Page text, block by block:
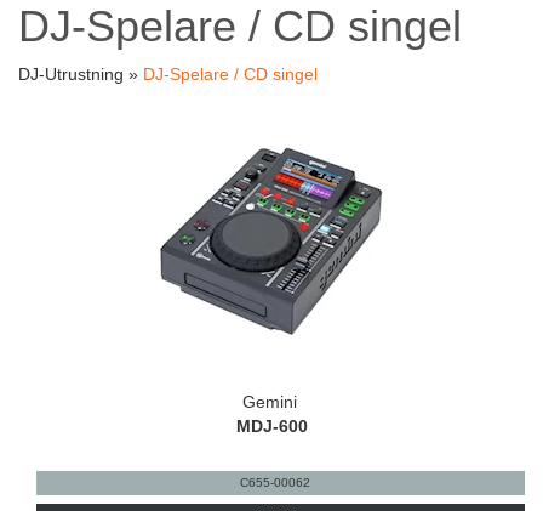
DJ-Spelare / CD singel
DJ-Utrustning » DJ-Spelare / CD singel
Gemini
MDJ-600
C655-00062